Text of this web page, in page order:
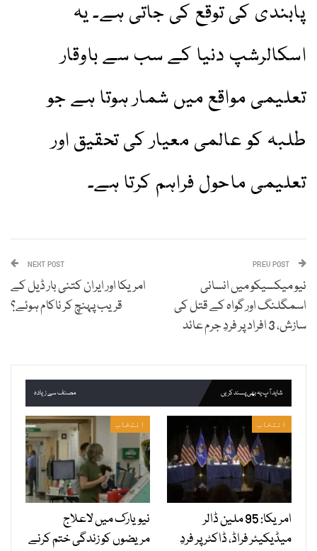
پابندی کی توقع کی جاتی ہے۔ یہ
اسکالرشپ دنیا کے سب سے باوقار
تعلیمی مواقع میں شمار ہوتا ہے جو
طلبہ کو عالمی معیار کی تحقیق اور
تعلیمی ماحول فراہم کرتا ہے۔
نیو میکسیکو میں انسانی
اسمگلنگ اور گواہ کے قتل کی
سازش، 3 افراد پر فردِ جرم عائد
NEXT POST
امریکا اور ایران کتنی بار ڈیل کے
قریب پہنچ کر ناکام ہوئے؟
شاید آپ یہ بھی پسند کریں مصنف سے زیادہ
انتخاب
امریکا: 95 ملین ڈالر
میڈیکیئر فراڈ، ڈاکٹر پر فردِ
انتخاب
نیویارک میں لاعلاج
مریضوں کو زندگی ختم کرنے